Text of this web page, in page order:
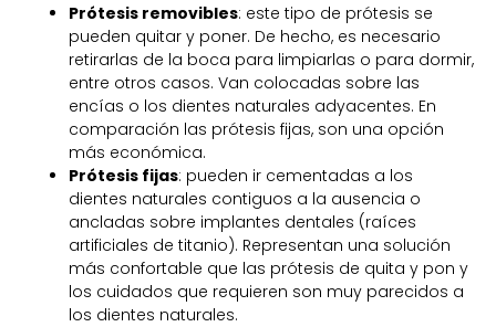
Prótesis removibles: este tipo de prótesis se
pueden quitar y poner. De hecho, es necesario
retirarlas de la boca para limpiarlas o para dormir,
entre otros casos. Van colocadas sobre las
encías o los dientes naturales adyacentes. En
comparación las prótesis fijas, son una opción
más económica.
Prótesis fijas: pueden ir cementadas a los
dientes naturales contiguos a la ausencia o
ancladas sobre implantes dentales (raíces
artificiales de titanio). Representan una solución
más confortable que las prótesis de quita y pon y
los cuidados que requieren son muy parecidos a
los dientes naturales.